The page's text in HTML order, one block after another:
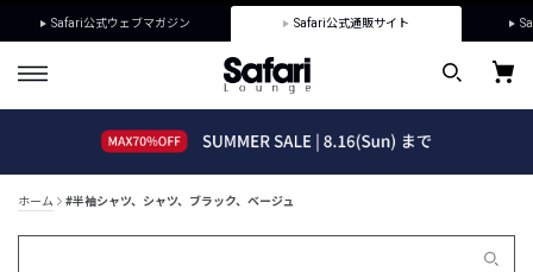
Safari公式ウェブマガジン Safari公式通販サイト
ホーム #半袖シャツ、シャツ、ブラック、ベージュ